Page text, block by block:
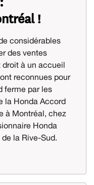
!
considérables
des ventes
droit à un accueil
reconnues pour
ferme par les
la Honda Accord
à Montréal, chez
Honda
la Rive-Sud.